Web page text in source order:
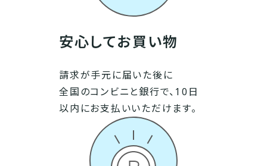
安心してお買い物
請求が手元に届いた後に
全国のコンビニと銀行で、10日
以内にお支払いいただけます。